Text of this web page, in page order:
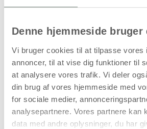
Denne hjemmeside bruger
Vi bruger cookies til at tilpasse vores
annoncer, til at vise dig funktioner til
at analysere vores trafik. Vi deler
din brug af vores hjemmeside med
for sociale medier,
analysepartnere. Vores partnere kan
data med andre oplysninger, du har
Læg i kurven
Din